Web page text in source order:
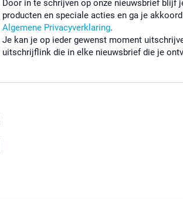
Door in te schrijven op onze nieuwsbrief blijf
producten en speciale acties en ga je
Algemene Privacyverklaring.
Je kan je op ieder gewenst moment
uitschrijflink die in elke nieuwsbrief die je